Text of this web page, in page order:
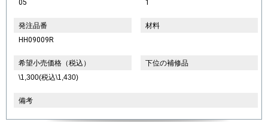
05 1
発注品番
HH09009R
材料
希望小売価格（税込）
\1,300(税込\1,430)
下位の補修品
備考